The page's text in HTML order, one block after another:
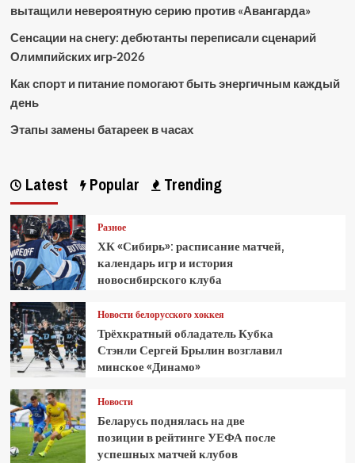
вытащили невероятную серию против «Авангарда»
Сенсации на снегу: дебютанты переписали сценарий
Олимпийских игр-2026
Как спорт и питание помогают быть энергичным каждый
день
Этапы замены батареек в часах
Latest Popular Trending
Разное
ХК «Сибирь»: расписание матчей,
календарь игр и история
новосибирского клуба
Новости белорусского хоккея
Трёхкратный обладатель Кубка
Стэнли Сергей Брылин возглавил
минское «Динамо»
Новости
Беларусь поднялась на две
позиции в рейтинге УЕФА после
успешных матчей клубов